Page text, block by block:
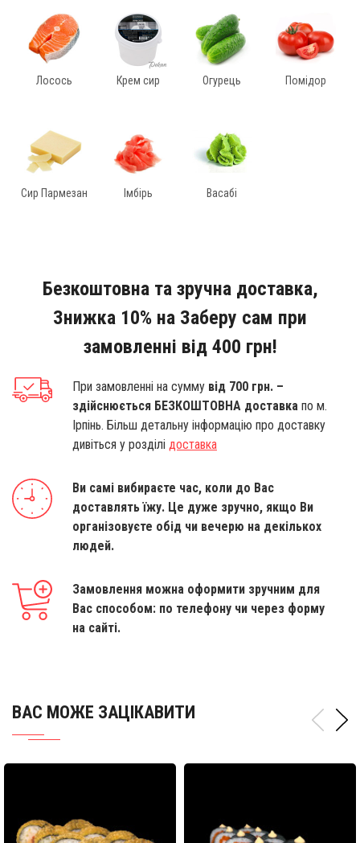
Лосось Крем сир Огурець Помідор
Сир Пармезан Імбірь Васабі
Безкоштовна та зручна доставка,
Знижка 10% на Заберу сам при
замовленні від 400 грн!
При замовленні на сумму від 700 грн. –
здійснюється БЕЗКОШТОВНА доставка по м.
Ірпінь. Більш детальну інформацію про доставку
дивіться у розділі доставка
Ви самі вибираєте час, коли до Вас
доставлять їжу. Це дуже зручно, якщо Ви
організовуєте обід чи вечерю на декількох
людей.
Замовлення можна оформити зручним для
Вас способом: по телефону чи через форму
на сайті.
ВАС МОЖЕ ЗАЦІКАВИТИ